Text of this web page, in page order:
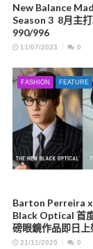
New Balance
Season 3 8月主
990/996
11/07/2023 0
FASHION FEATURE
Barton Perreira
Black Optical 首
磅眼鏡作品即日上
21/11/2025 0